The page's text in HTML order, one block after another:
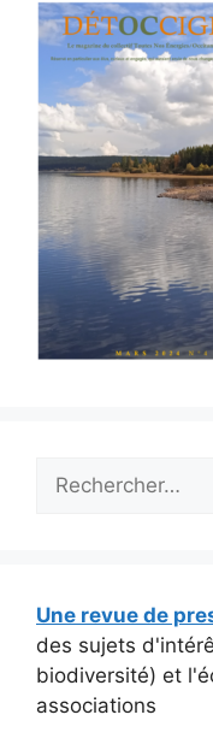
Rechercher :
Une revue de
des sujets
biodiversité) et
associations